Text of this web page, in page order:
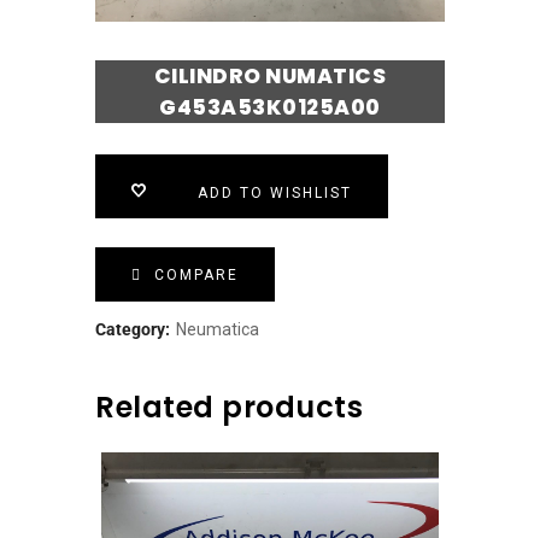
CILINDRO NUMATICS
G453A53K0125A00
ADD TO WISHLIST
COMPARE
Category: Neumatica
Related products